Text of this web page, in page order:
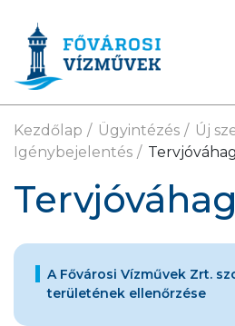
Kezdőlap Ügyintézés
Új
Igénybejelentés
A Fővárosi Vízművek Zrt.
területének ellenőrzése